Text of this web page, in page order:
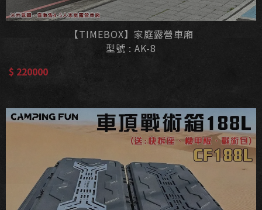
【TIMEBOX】家庭露營車廂
型號 : AK-8
$ 220000